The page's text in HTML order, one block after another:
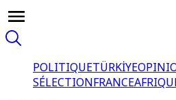
POLITIQUETÜRKİYE
SÉLECTIONFRANCE